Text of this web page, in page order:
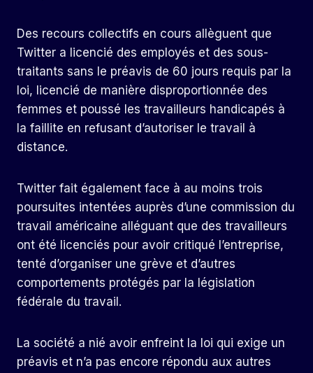
Des recours collectifs en cours allèguent que
Twitter a licencié des employés et des sous-
traitants sans le préavis de 60 jours requis par la
loi, licencié de manière disproportionnée des
femmes et poussé les travailleurs handicapés à
la faillite en refusant d’autoriser le travail à
distance.
Twitter fait également face à au moins trois
poursuites intentées auprès d’une commission du
travail américaine alléguant que des travailleurs
ont été licenciés pour avoir critiqué l’entreprise,
tenté d’organiser une grève et d’autres
comportements protégés par la législation
fédérale du travail.
La société a nié avoir enfreint la loi qui exige un
préavis et n’a pas encore répondu aux autres